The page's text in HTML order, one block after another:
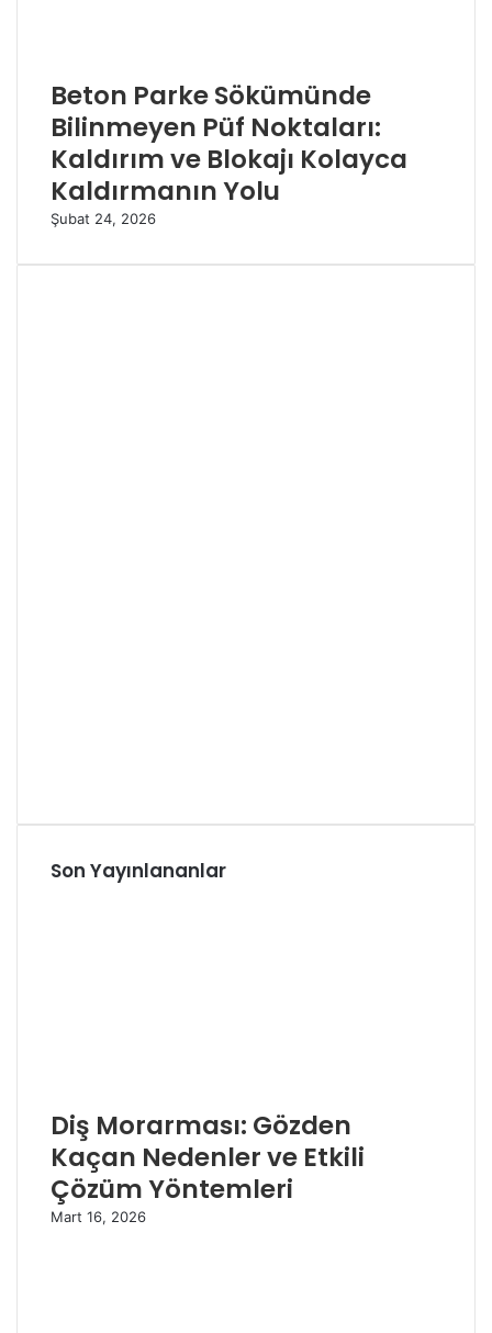
Beton Parke Sökümünde
Bilinmeyen Püf Noktaları:
Kaldırım ve Blokajı Kolayca
Kaldırmanın Yolu
Şubat 24, 2026
Son Yayınlananlar
Diş Morarması: Gözden
Kaçan Nedenler ve Etkili
Çözüm Yöntemleri
Mart 16, 2026